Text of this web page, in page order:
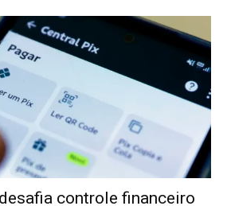
controle financeiro